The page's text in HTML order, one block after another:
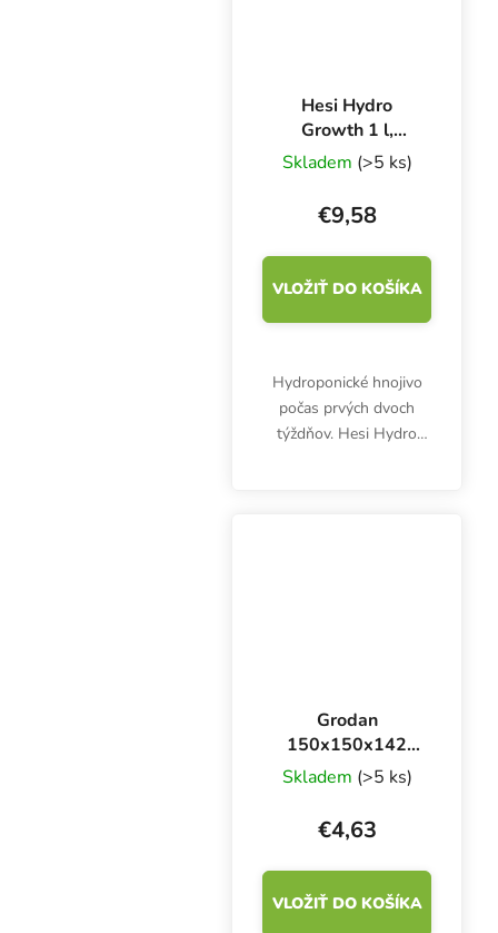
Hesi Hydro
Growth 1 l,
základné rastové
hnojivo
Skladem (>5 ks)
€9,58
VLOŽIŤ DO KOŠÍKA
Hydroponické hnojivo
počas prvých dvoch
týždňov. Hesi Hydro
Grodan
150x150x142
mm, kocka z
kamennej vlny s
otvorom 42x40
mm, 1 kus
Skladem (>5 ks)
€4,63
VLOŽIŤ DO KOŠÍKA